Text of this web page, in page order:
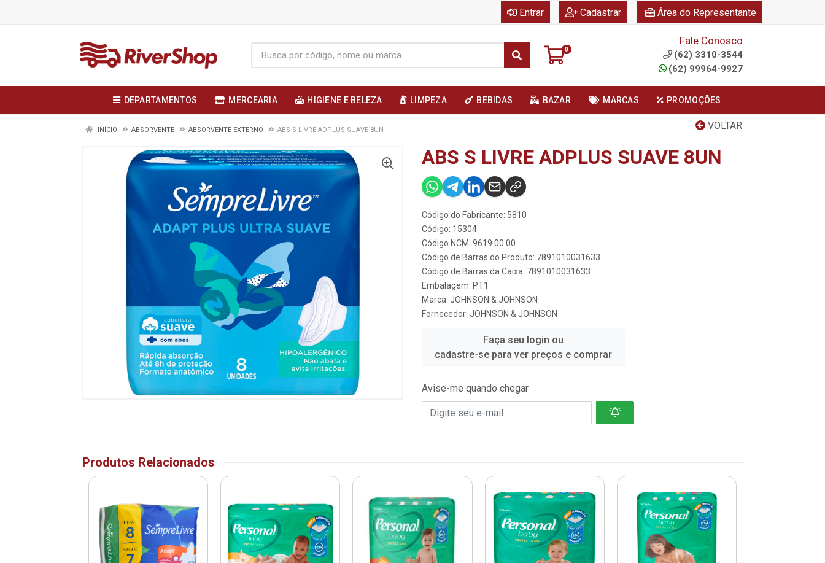
Entrar Cadastrar Área do Representante
0
Fale Conosco
(62) 3310-3544
(62) 99964-9927
DEPARTAMENTOS MERCEARIA HIGIENE E BELEZA LIMPEZA BEBIDAS BAZAR MARCAS PROMOÇÕES
VOLTAR
INÍCIO ABSORVENTE ABSORVENTE EXTERNO ABS S LIVRE ADPLUS SUAVE 8UN
ABS S LIVRE ADPLUS SUAVE 8UN
Código do Fabricante: 5810
Código: 15304
Código NCM: 9619.00.00
Código de Barras do Produto: 7891010031633
Código de Barras da Caixa: 7891010031633
Embalagem: PT1
Marca: JOHNSON & JOHNSON
Fornecedor: JOHNSON & JOHNSON
Faça seu login ou
cadastre-se para ver preços e comprar
Avise-me quando chegar
Produtos Relacionados